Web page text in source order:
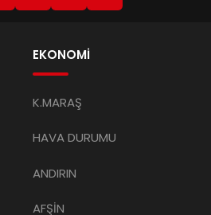
EKONOMİ
K.MARAŞ
HAVA DURUMU
ANDIRIN
AFŞİN